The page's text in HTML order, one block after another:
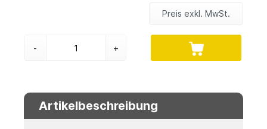
Preis exkl. MwSt.
- +
Artikelbeschreibung